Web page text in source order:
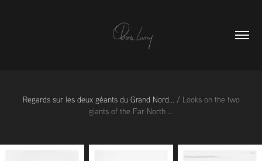
Regards sur les deux géants du Grand Nord...
/ Looks on the two
giants of the Far North ...